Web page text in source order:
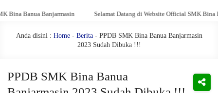
Banjarmasin Selamat Datang di Website Official SMK Bina Banua
Anda disini : Home- Berita- PPDB SMK Bina Banua Banjarmasin
2023 Sudah Dibuka !!!
PPDB SMK Bina Banua